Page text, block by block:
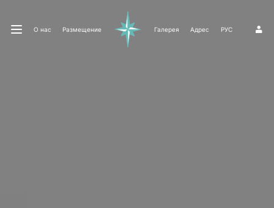
О нас Размещение Галерея Адрес РУС 1